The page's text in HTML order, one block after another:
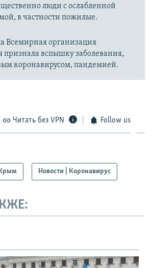
люди с ослабленной
в частности пожилые.
Всемирная организация
признала вспышку заболевания,
коронавирусом, пандемией.
Читать без VPN Follow us
Новости | Коронавирус